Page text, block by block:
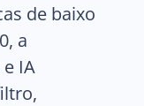
de baixo
a
IA